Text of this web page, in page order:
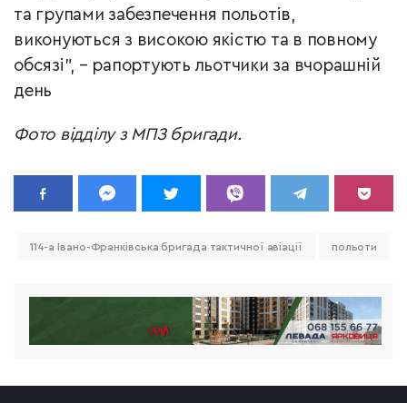
та групами забезпечення польотів,
виконуються з високою якістю та в повному
обсязі", – рапортують льотчики за вчорашній
день
Фото відділу з МПЗ бригади.
114-а Івано-Франківська бригада тактичної авіації польоти